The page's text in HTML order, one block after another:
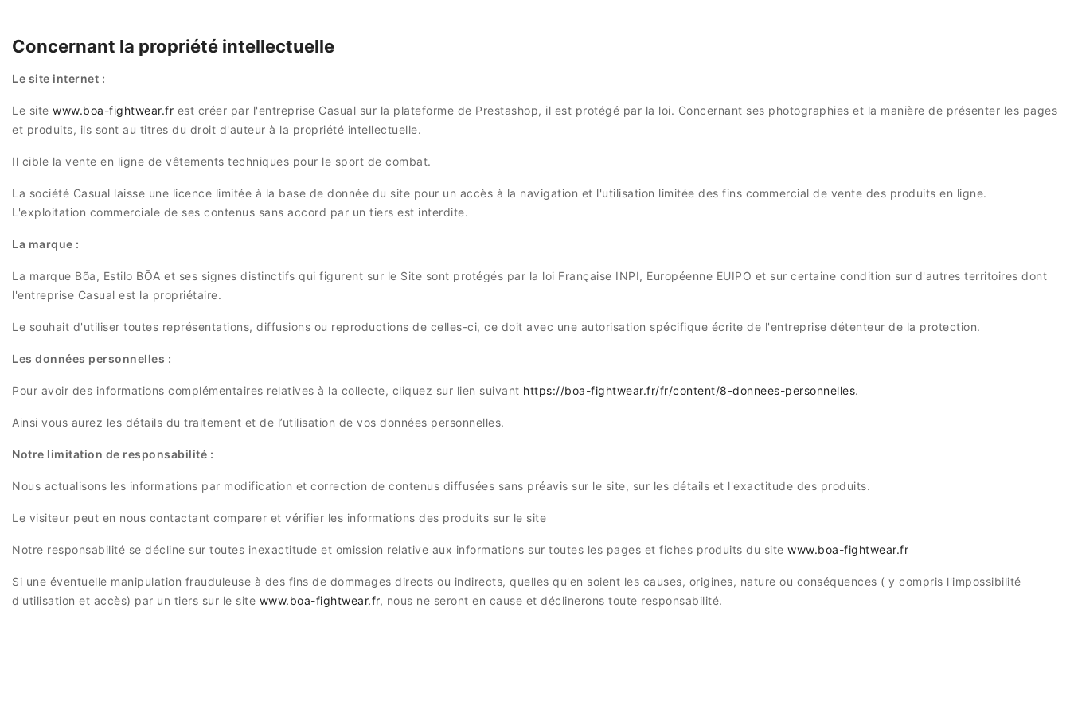
Concernant la propriété intellectuelle
Le site internet :
Le site www.boa-fightwear.fr est créer par l'entreprise Casual sur la plateforme de Prestashop, il est protégé par la loi. Concernant ses photographies et la manière de présenter les pages
et produits, ils sont au titres du droit d'auteur à la propriété intellectuelle.
Il cible la vente en ligne de vêtements techniques pour le sport de combat.
La société Casual laisse une licence limitée à la base de donnée du site pour un accès à la navigation et l'utilisation limitée des fins commercial de vente des produits en ligne.
L'exploitation commerciale de ses contenus sans accord par un tiers est interdite.
La marque :
La marque Bõa, Estilo BŌA et ses signes distinctifs qui figurent sur le Site sont protégés par la loi Française INPI, Européenne EUIPO et sur certaine condition sur d'autres territoires dont
l'entreprise Casual est la propriétaire.
Le souhait d'utiliser toutes représentations, diffusions ou reproductions de celles-ci, ce doit avec une autorisation spécifique écrite de l'entreprise détenteur de la protection.
Les données personnelles :
Pour avoir des informations complémentaires relatives à la collecte, cliquez sur lien suivant https://boa-fightwear.fr/fr/content/8-donnees-personnelles.
Ainsi vous aurez les détails du traitement et de l’utilisation de vos données personnelles.
Notre limitation de responsabilité :
Nous actualisons les informations par modification et correction de contenus diffusées sans préavis sur le site, sur les détails et l'exactitude des produits.
Le visiteur peut en nous contactant comparer et vérifier les informations des produits sur le site
Notre responsabilité se décline sur toutes inexactitude et omission relative aux informations sur toutes les pages et fiches produits du site www.boa-fightwear.fr
Si une éventuelle manipulation frauduleuse à des fins de dommages directs ou indirects, quelles qu'en soient les causes, origines, nature ou conséquences ( y compris l'impossibilité
d'utilisation et accès) par un tiers sur le site www.boa-fightwear.fr, nous ne seront en cause et déclinerons toute responsabilité.